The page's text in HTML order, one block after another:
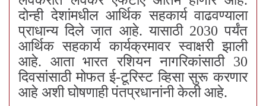
दोन्ही देशांमधील आर्थिक सहकार्य वाढवण्याला
प्राधान्य दिले जात आहे. यासाठी 2030 पर्यंत
आर्थिक सहकार्य कार्यक्रमावर स्वाक्षरी झाली
आहे. आता भारत रशियन नागरिकांसाठी 30
दिवसांसाठी मोफत ई-टूरिस्ट व्हिसा सुरू करणार
आहे अशी घोषणाही पंतप्रधानांनी केली आहे.